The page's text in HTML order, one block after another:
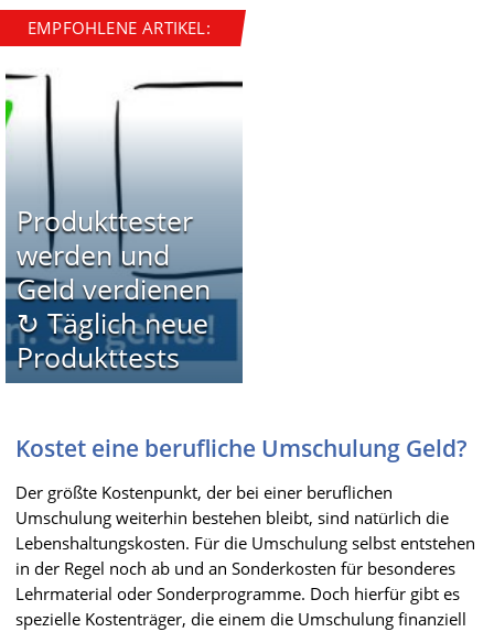
EMPFOHLENE ARTIKEL:
Produkttester
werden und
Geld verdienen
↻ Täglich neue
Produkttests
Kostet eine berufliche Umschulung Geld?
Der größte Kostenpunkt, der bei einer beruflichen
Umschulung weiterhin bestehen bleibt, sind natürlich die
Lebenshaltungskosten. Für die Umschulung selbst entstehen
in der Regel noch ab und an Sonderkosten für besonderes
Lehrmaterial oder Sonderprogramme. Doch hierfür gibt es
spezielle Kostenträger, die einem die Umschulung finanziell